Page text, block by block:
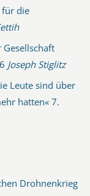
für die
Gesellschaft
Joseph Stiglitz
Leute sind über
hatten« 7.
Drohnenkrieg